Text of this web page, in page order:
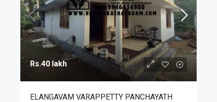
Rs.40 lakh
ELANGAVAM VARAPPETTY PANCHAYATH